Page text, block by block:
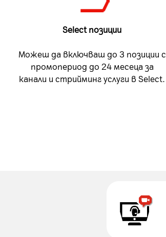
Select позиции
Можеш да включваш до 3 позиции с
промопериод до 24 месеца за
канали и стрийминг услуги в Select.